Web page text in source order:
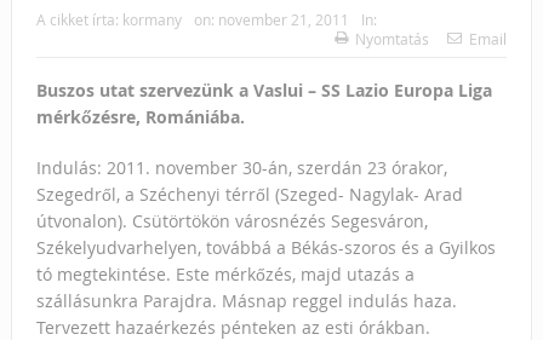
A cikket írta: kormany on: november 21, 2011
In:
Nyomtatás
Email
Buszos utat szervezünk a Vaslui – SS Lazio Europa Liga
mérkőzésre, Romániába.
Indulás: 2011. november 30-án, szerdán 23 órakor,
Szegedről, a Széchenyi térről (Szeged- Nagylak- Arad
útvonalon). Csütörtökön városnézés Segesváron,
Székelyudvarhelyen, továbbá a Békás-szoros és a Gyilkos
tó megtekintése. Este mérkőzés, majd utazás a
szállásunkra Parajdra. Másnap reggel indulás haza.
Tervezett hazaérkezés pénteken az esti órákban.